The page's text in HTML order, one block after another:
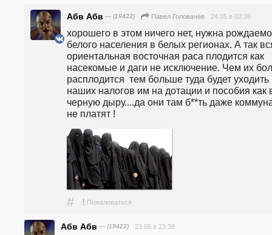
Абв Абв — (19422) Павел Головачёв 24.05 в 03:36
хорошего в этом ничего нет, нужна
белого населения в белых регионах. А так
ориентальная восточная раса плодится как
насекомые и даги не исключение. Чем их
расплодится  тем больше туда будет уходить
наших налогов им на дотации и пособия как
черную дыру....да они там б**ть даже
не платят !
# ! Пожаловаться
Абв Абв — (19422) 23.05 в 23:39